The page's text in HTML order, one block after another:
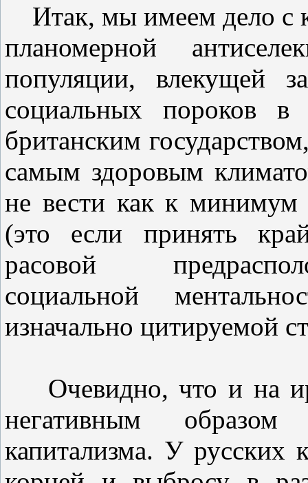
Итак, мы имеем дело с
планомерной
популяции, влекущей
социальных пороков в
британским
самым здоровым
не вести как к минимум
(это если принять
расовой
социальной
изначально цитируемой
Очевидно, что и на
негативным образом
капитализма. У русских